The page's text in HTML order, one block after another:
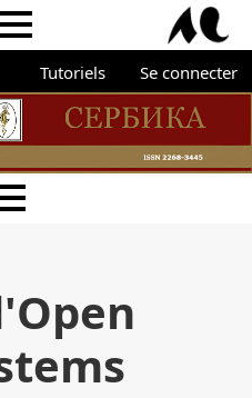
principal
Arguemus
est :
Tutoriels Se connecter